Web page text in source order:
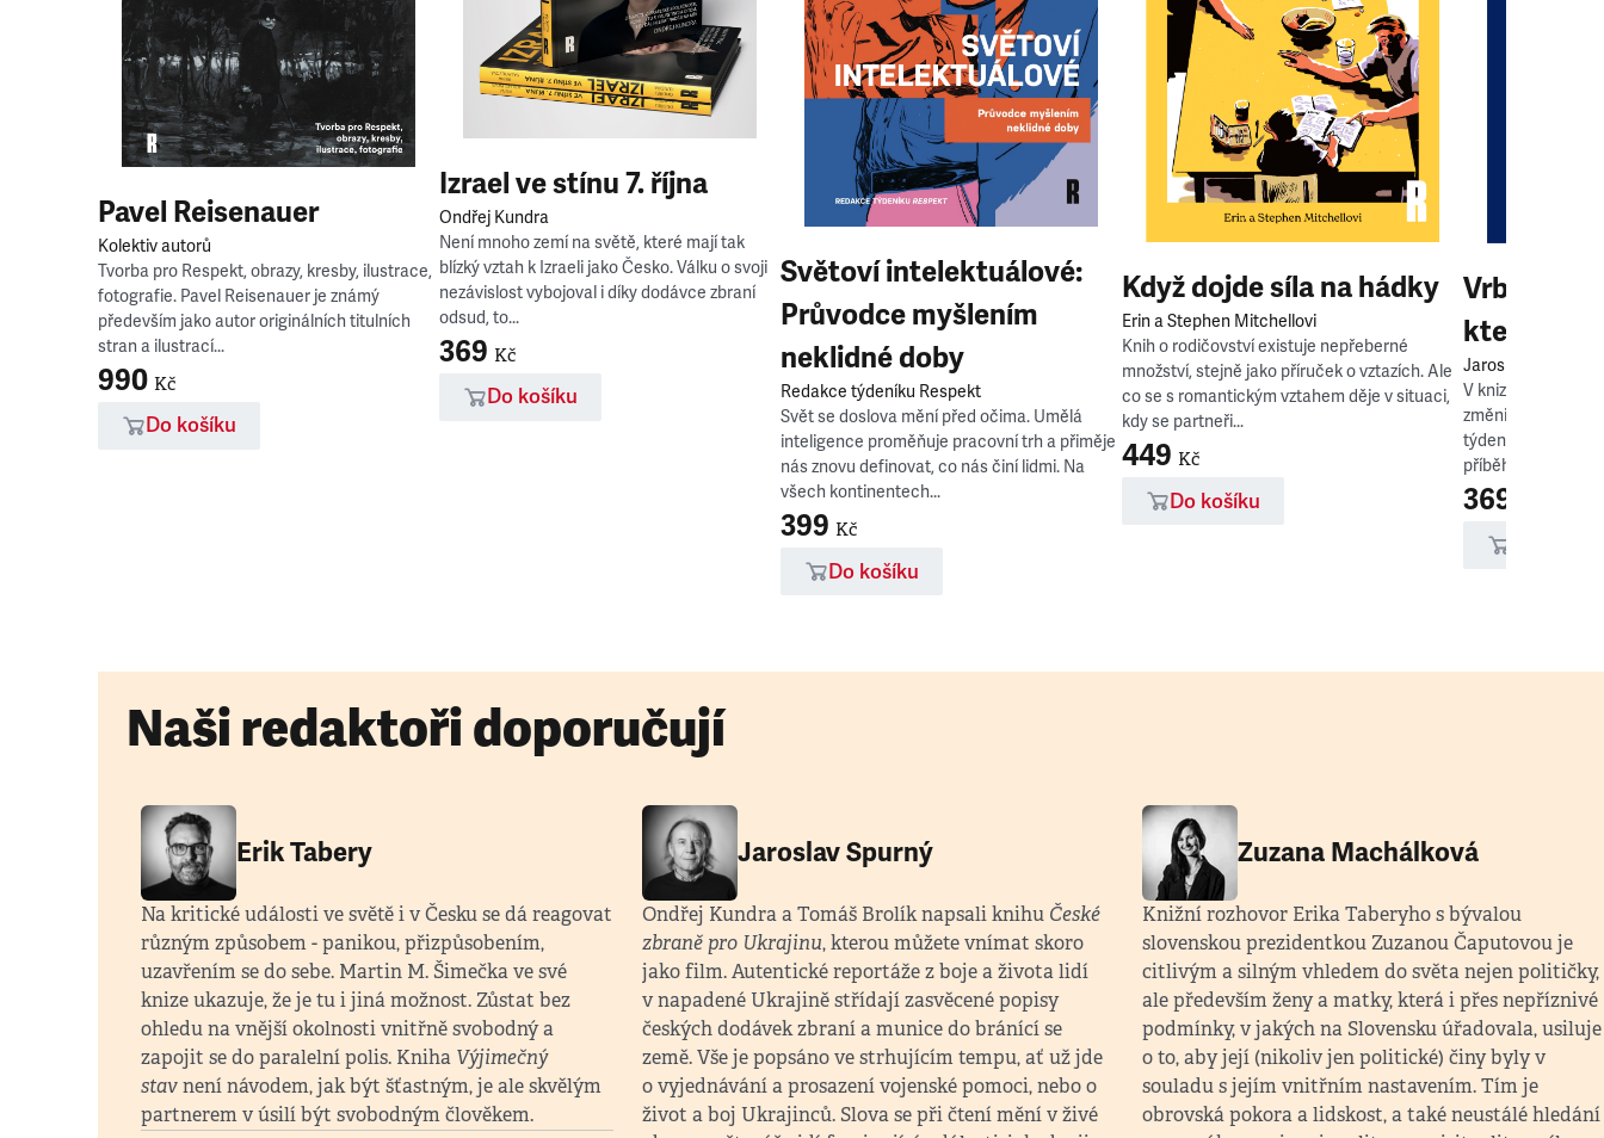
Pavel Reisenauer
Kolektiv autorů
Tvorba pro Respekt, obrazy, kresby, ilustrace,
fotografie. Pavel Reisenauer je známý
především jako autor originálních titulních
stran a ilustrací...
990 Kč
Do košíku
Izrael ve stínu 7. října
Ondřej Kundra
Není mnoho zemí na světě, které mají tak
blízký vztah k Izraeli jako Česko. Válku o svoji
nezávislost vybojoval i díky dodávce zbraní
odsud, to...
369 Kč
Do košíku
Světoví intelektuálové:
Průvodce myšlením
neklidné doby
Redakce týdeníku Respekt
Svět se doslova mění před očima. Umělá
inteligence proměňuje pracovní trh a přiměje
nás znovu definovat, co nás činí lidmi. Na
všech kontinentech...
399 Kč
Do košíku
Když dojde síla na hádky
Erin a Stephen Mitchellovi
Knih o rodičovství existuje nepřeberné
množství, stejně jako příruček o vztazích. Ale
co se s romantickým vztahem děje v situaci,
kdy se partneři...
449 Kč
Do košíku
Vrbětice:
která
Jaroslav Spurný
V knize Vrbětice:
změnila Česko
týdeníku Respekt
příběh o pátrání...
369
Naši redaktoři doporučují
Erik Tabery
Na kritické události ve světě i v Česku se dá reagovat
různým způsobem - panikou, přizpůsobením,
uzavřením se do sebe. Martin M. Šimečka ve své
knize ukazuje, že je tu i jiná možnost. Zůstat bez
ohledu na vnější okolnosti vnitřně svobodný a
zapojit se do paralelní polis. Kniha Výjimečný
stavnení návodem, jak být šťastným, je ale skvělým
partnerem v úsilí být svobodným člověkem.
Jaroslav Spurný
Ondřej Kundra a Tomáš Brolík napsali knihu České
zbraně pro Ukrajinu, kterou můžete vnímat skoro
jako film. Autentické reportáže z boje a života lidí
v napadené Ukrajině střídají zasvěcené popisy
českých dodávek zbraní a munice do bránící se
země. Vše je popsáno ve strhujícím tempu, ať už jde
o vyjednávání a prosazení vojenské pomoci, nebo o
život a boj Ukrajinců. Slova se při čtení mění v živé
Zuzana Machálková
Knižní rozhovor Erika Taberyho s bývalou
slovenskou prezidentkou Zuzanou Čaputovou je
citlivým a silným vhledem do světa nejen političky,
ale především ženy a matky, která i přes nepříznivé
podmínky, v jakých na Slovensku úřadovala, usiluje
o to, aby její (nikoliv jen politické) činy byly v
souladu s jejím vnitřním nastavením. Tím je
obrovská pokora a lidskost, a také neustálé hledání